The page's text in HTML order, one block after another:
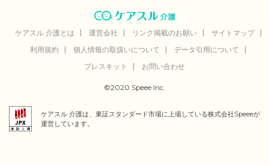
ケアスル 介護とは 運営会社 リンク掲載のお願い
サイトマップ
利用規約
個人情報の取扱いについて
データ引用について
プレスキット
お問い合わせ
©2020 Speee Inc.
ケアスル 介護は、東証スタンダード市場に上場している株式会社Speeeが
運営しています。